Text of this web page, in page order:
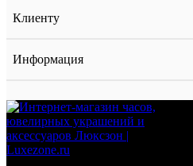
Клиенту
Информация